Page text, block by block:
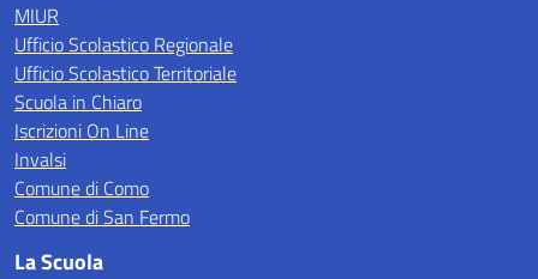
MIUR
Ufficio Scolastico Regionale
Ufficio Scolastico Territoriale
Scuola in Chiaro
Iscrizioni On Line
Invalsi
Comune di Como
Comune di San Fermo
La Scuola